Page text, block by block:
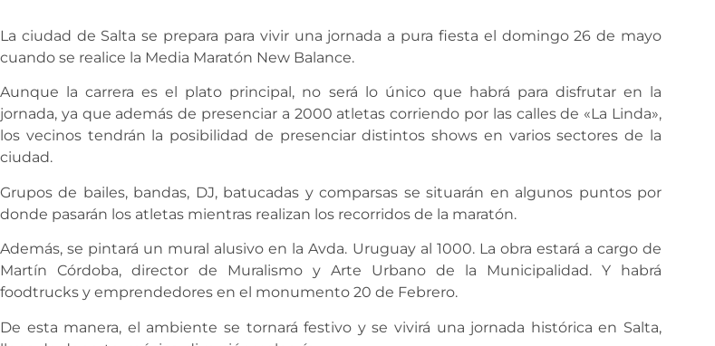
La ciudad de Salta se prepara para vivir una jornada a pura fiesta el domingo 26 de mayo
cuando se realice la Media Maratón New Balance.
Aunque la carrera es el plato principal, no será lo único que habrá para disfrutar en la
jornada, ya que además de presenciar a 2000 atletas corriendo por las calles de «La Linda»,
los vecinos tendrán la posibilidad de presenciar distintos shows en varios sectores de la
ciudad.
Grupos de bailes, bandas, DJ, batucadas y comparsas se situarán en algunos puntos por
donde pasarán los atletas mientras realizan los recorridos de la maratón.
Además, se pintará un mural alusivo en la Avda. Uruguay al 1000. La obra estará a cargo de
Martín Córdoba, director de Muralismo y Arte Urbano de la Municipalidad. Y habrá
foodtrucks y emprendedores en el monumento 20 de Febrero.
De esta manera, el ambiente se tornará festivo y se vivirá una jornada histórica en Salta,